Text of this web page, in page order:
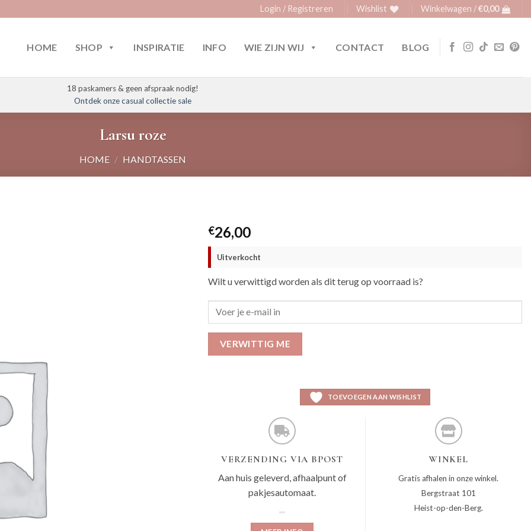
Login / Registreren Wishlist Winkelwagen /€0,00
HOME SHOP INSPIRATIE INFO WIE ZIJN WIJ CONTACT BLOG
18 paskamers & geen afspraak nodig!
Ontdek onze casual collectie sale
Larsu roze
HOME / HANDTASSEN
€26,00
Uitverkocht
Wilt u verwittigd worden als dit terug op voorraad is?
VERWITTIG ME
TOEVOEGEN AAN WISHLIST
VERZENDING VIA BPOST
Aan huis geleverd, afhaalpunt of
pakjesautomaat.
WINKEL
Gratis afhalen in onze winkel.
Bergstraat 101
Heist-op-den-Berg.